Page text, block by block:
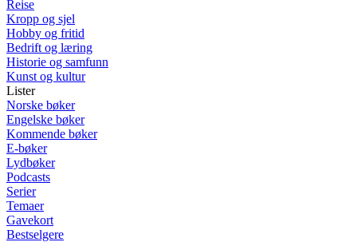
Reise
Kropp og sjel
Hobby og fritid
Bedrift og læring
Historie og samfunn
Kunst og kultur
Lister
Norske bøker
Engelske bøker
Kommende bøker
E-bøker
Lydbøker
Podcasts
Serier
Temaer
Gavekort
Bestselgere